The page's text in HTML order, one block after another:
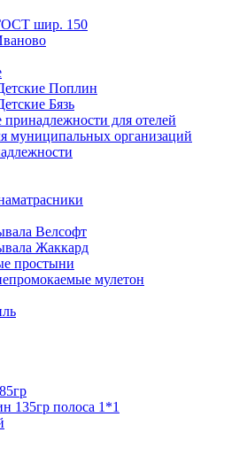
шир. 150
Поплин
Бязь
для отелей
муниципальных организаций
Велсофт
Жаккард
простыни
мулетон
135гр полоса 1*1